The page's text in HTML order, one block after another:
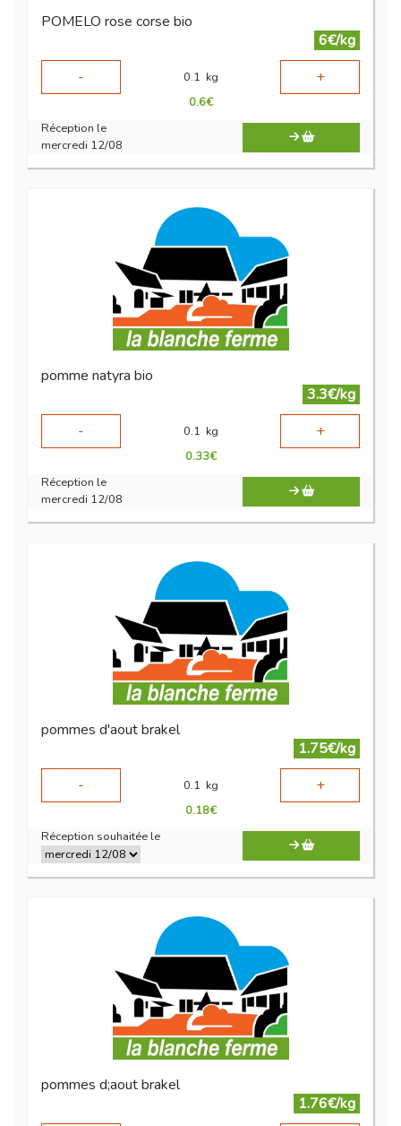
POMELO rose corse bio
6€/kg
-
0.1 kg +
0.6€
Réception le
mercredi 12/08
pomme natyra bio
3.3€/kg
-
0.1 kg +
0.33€
Réception le
mercredi 12/08
pommes d'aout brakel
1.75€/kg
-
0.1 kg +
0.18€
Réception souhaitée le
pommes d;aout brakel
1.76€/kg